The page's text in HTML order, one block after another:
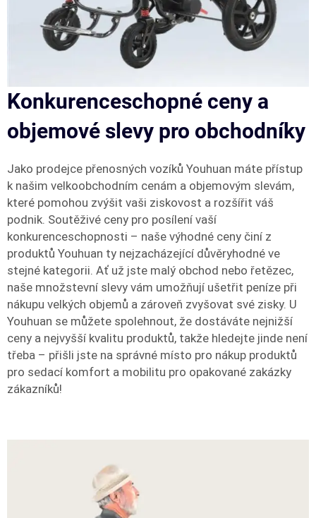
Konkurenceschopné ceny a
objemové slevy pro obchodníky
Jako prodejce přenosných vozíků Youhuan máte přístup
k našim velkoobchodním cenám a objemovým slevám,
které pomohou zvýšit vaši ziskovost a rozšířit váš
podnik. Soutěživé ceny pro posílení vaší
konkurenceschopnosti – naše výhodné ceny činí z
produktů Youhuan ty nejzacházející důvěryhodné ve
stejné kategorii. Ať už jste malý obchod nebo řetězec,
naše množstevní slevy vám umožňují ušetřit peníze při
nákupu velkých objemů a zároveň zvyšovat své zisky. U
Youhuan se můžete spolehnout, že dostáváte nejnižší
ceny a nejvyšší kvalitu produktů, takže hledejte jinde není
třeba – přišli jste na správné místo pro nákup produktů
pro sedací komfort a mobilitu pro opakované zakázky
zákazníků!